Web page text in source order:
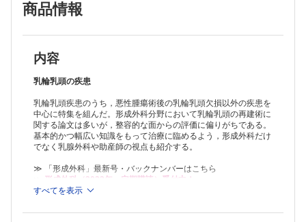
乳房再建後の乳輪乳頭位置異常に対する修正法（高田女里ほか）
乳頭縮小術 （酒井成貴ほか）
陥没乳頭の手術療法―酒井法― （酒井成身ほか）
コラム：編集委員長コラム［第45回］ （細川 亙）
連載：形成外科Topics！
連載：みんなで考えよう！ 足病カンファレンス season
装具療法のアドヒアランスをどう高めるか―糖尿病スティグマに注目
し，アドヒアランス不良の原因を探る― （佐藤智也）
連載：だれでもわかる手の外科の基本―アンチ丸暗記・虎の巻―
No.3「 虫様筋」って何をしてるの？ （永竿智久）
連載：形成外科NEXT―次世代の本音―
4名の教授に指導を受けて （植村法子）
連載：教室だより北～南
経験
商品情報
内容
乳輪乳頭の疾患
乳輪乳頭疾患のうち，悪性腫瘍術後の乳輪乳頭欠損以外の疾患を
中心に特集を組んだ。形成外科分野において乳輪乳頭の再建術に
関する論文は多いが，整容的な面からの評価に偏りがちである。
基本的かつ幅広い知識をもって治療に臨めるよう，形成外科だけ
でなく乳腺外科や助産師の視点も紹介する。
≫ 「形成外科」最新号・バックナンバーはこちら
形成外科（2023年・定期購読）受付中！
製品のご購入後、「購入済ライセンス一覧」より、オンライン環
すべてを表示